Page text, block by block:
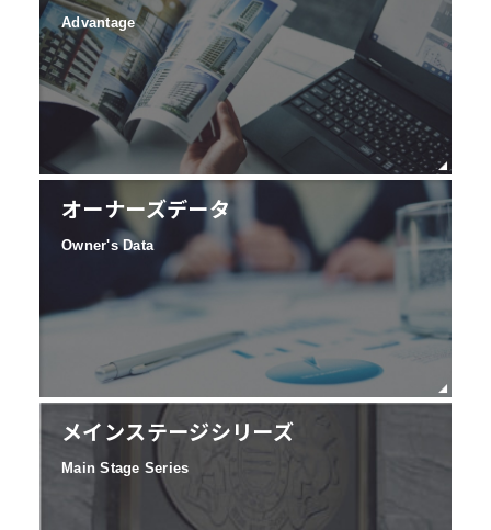
Advantage
オーナーズデータ
Owner's Data
メインステージシリーズ
Main Stage Series